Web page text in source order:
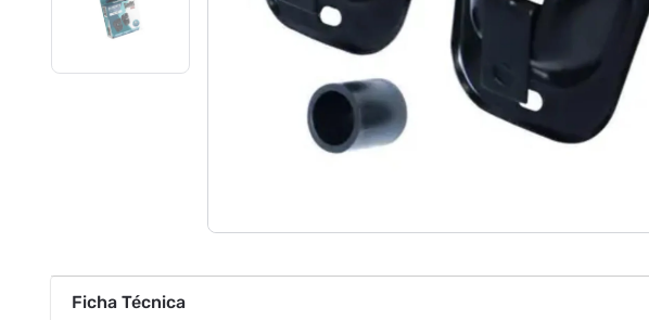
Ficha Técnica